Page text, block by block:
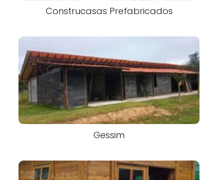
Construcasas Prefabricados
Gessim